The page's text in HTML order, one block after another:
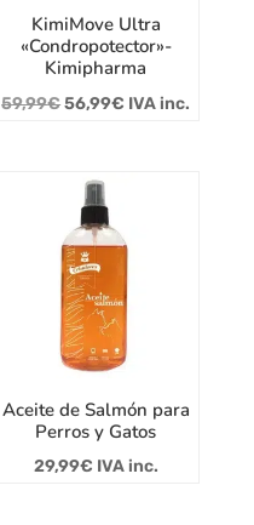
KimiMove Ultra
«Condropotector»-
Kimipharma
59,99€El
era:
59,99€.
56,99€ El
IVA inc.
Aceite de Salmón para
Perros y Gatos
29,99€ IVA inc.